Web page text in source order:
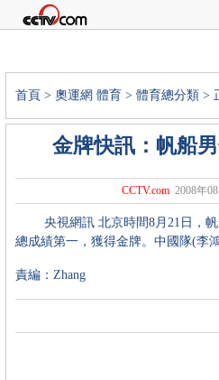
首頁 > 奧運網 體育 > 體育總分類 >
金牌快訊：帆船
CCTV.com 2008年
央視網訊 北京時間8月21日，帆
總成績第一，獲得金牌。中國隊(李
責編：Zhang